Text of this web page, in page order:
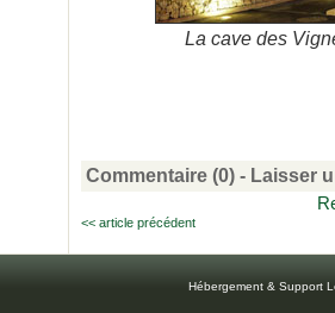
La cave des
Commentaire (0) - Laisser
<< article précédent
Hébergement & Support